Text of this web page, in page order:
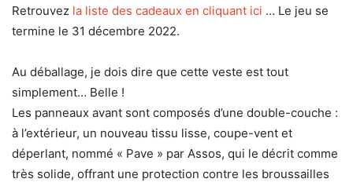
Retrouvez la liste des cadeaux en cliquant ici … Le jeu se
termine le 31 décembre 2022.
Au déballage, je dois dire que cette veste est tout
simplement… Belle !
Les panneaux avant sont composés d’une double-couche :
à l’extérieur, un nouveau tissu lisse, coupe-vent et
déperlant, nommé « Pave » par Assos, qui le décrit comme
très solide, offrant une protection contre les broussailles